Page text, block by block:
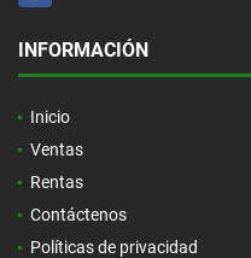
INFORMACIÓN
Inicio
Ventas
Rentas
Contáctenos
Políticas de privacidad